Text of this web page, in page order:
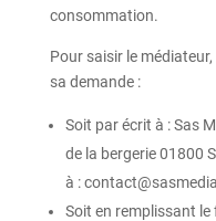
consommation.
Pour saisir le
sa demande :
Soit par écrit à : Sas
de la bergerie 01800
à :
Soit en remplissant